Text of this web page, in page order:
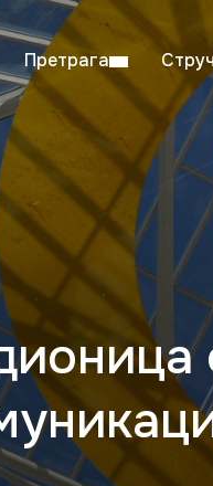
Претрага